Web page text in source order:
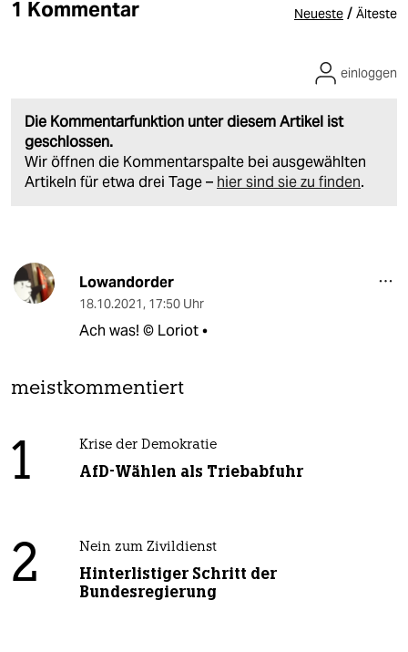
1 Kommentar Neueste / Älteste
Die Kommentarfunktion unter diesem Artikel ist
geschlossen.
Wir öffnen die Kommentarspalte bei ausgewählten
Artikeln für etwa drei Tage – hier sind sie zu finden.
einloggen
Lowandorder
18.10.2021, 17:50 Uhr
Ach was! © Loriot •
meistkommentiert
1 Krise der Demokratie
AfD-Wählen als Triebabfuhr
2 Nein zum Zivildienst
Hinterlistiger Schritt der
Bundesregierung